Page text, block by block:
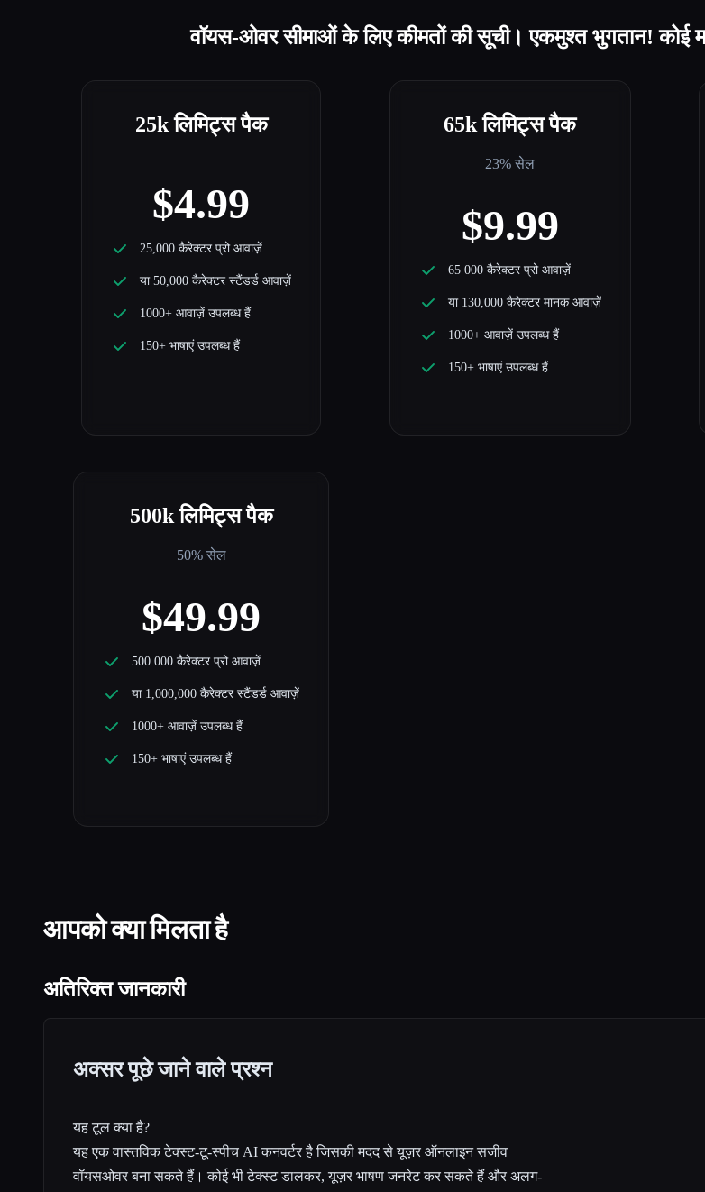
वॉयस-ओवर सीमाओं के लिए कीमतों की सूची। एकमुश्त भुगतान! कोई
25k लिमिट्स पैक
$4.99
25,000 कैरेक्टर प्रो आवाज़ें
या 50,000 कैरेक्टर स्टैंडर्ड आवाज़ें
1000+ आवाज़ें उपलब्ध हैं
150+ भाषाएं उपलब्ध हैं
65k लिमिट्स पैक
23% सेल
$9.99
65 000 कैरेक्टर प्रो आवाज़ें
या 130,000 कैरेक्टर मानक आवाज़ें
1000+ आवाज़ें उपलब्ध हैं
150+ भाषाएं उपलब्ध हैं
500k लिमिट्स पैक
50% सेल
$49.99
500 000 कैरेक्टर प्रो आवाज़ें
या 1,000,000 कैरेक्टर स्टैंडर्ड आवाज़ें
1000+ आवाज़ें उपलब्ध हैं
150+ भाषाएं उपलब्ध हैं
आपको क्या मिलता है
अतिरिक्त जानकारी
अक्सर पूछे जाने वाले प्रश्न
यह टूल क्या है?
यह एक वास्तविक टेक्स्ट-टू-स्पीच AI कनवर्टर है जिसकी मदद से यूज़र ऑनलाइन सजीव
वॉयसओवर बना सकते हैं। कोई भी टेक्स्ट डालकर, यूज़र भाषण जनरेट कर सकते हैं और अलग-